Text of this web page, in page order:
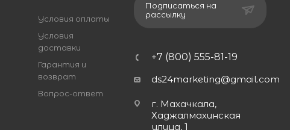
Условия оплаты
Условия
доставки
Гарантия и
возврат
Вопрос-ответ
Подписаться на
рассылку
+7 (800) 555-81-19
ds24marketing@gmail.com
г. Махачкала,
Хаджалмахинская
улица, 1